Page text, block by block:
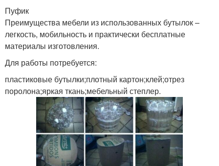
Пуфик
Преимущества мебели из использованных бутылок –
легкость, мобильность и практически бесплатные
материалы изготовления.
Для работы потребуется:
пластиковые бутылки;плотный картон;клей;отрез
поролона;яркая ткань;мебельный степлер.